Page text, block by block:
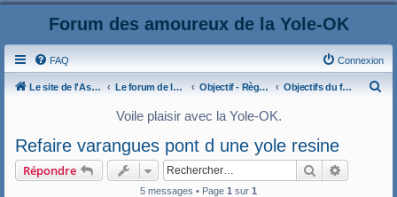
Forum des amoureux de la Yole-OK
FAQ Connexion
Le site de l'AspryOK Le forum de la Yole-OK Objectif - Règles et usages du forum Yole-OK Objectifs du forum
Voile plaisir avec la Yole-OK.
Refaire varangues pont d une yole resine
Répondre Rechercher
5 messages • Page 1 sur 1